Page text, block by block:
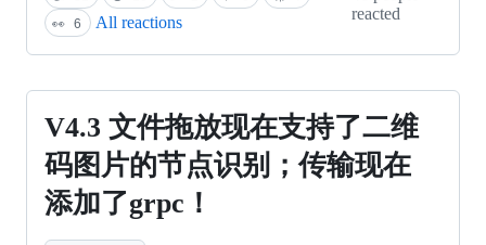
入
节
点
报
错！
👀 6 All reactions
reacted
V4.3
文
件
V4.3 文件拖放现在支持了二维
码图片的节点识别；传输现在
添加了grpc！